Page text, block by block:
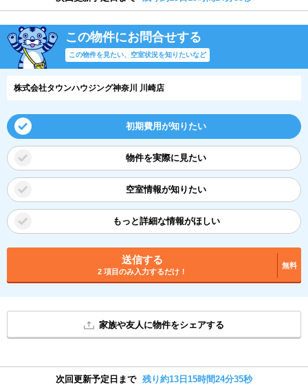
この物件にお問合せする
この物件を見たい、空室状況を知りたいなど
株式会社タウンハウジング神奈川 川崎店
初期費用が知りたい
物件を実際に見たい
空室情報が知りたい
もっと詳細な情報がほしい
送信する
2 項目のみ入力するだけ！
無料
家族や友人に物件をシェアする
次回更新予定日まで 残り約13日15時間24分34秒